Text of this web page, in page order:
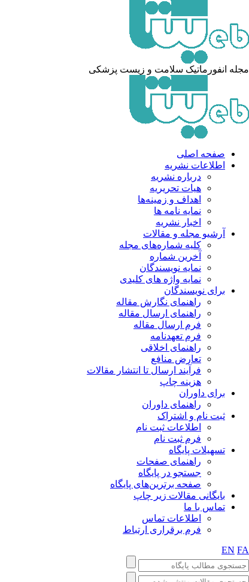
مجله انفورماتیک سلامت و زیست پزشکی
صفحه اصلی
اطلاعات نشریه
درباره نشریه
هیات تحریریه
اهداف و زمینه‌ها
نمایه نامه ها
اخبار نشریه
آرشیو مجله و مقالات
کلیه شماره‌های مجله
آخرین شماره
نمایه نویسندگان
نمایه واژه های کلیدی
برای نویسندگان
راهنمای نگارش مقاله
راهنمای ارسال مقاله
فرم ارسال مقاله
فرم تعهدنامه
راهنمای اخلاقی
تعارض منافع
فرآیند ارسال تا انتشار مقالات
هزینه چاپ
برای داوران
راهنمای داوران
ثبت نام و اشتراک
اطلاعات ثبت نام
فرم ثبت نام
تسهیلات پایگاه
راهنمای صفحات
جستجو در پایگاه
صفحه برترین‌های پایگاه
بایگانی مقالات زیر چاپ
تماس با ما
اطلاعات تماس
فرم برقراری ارتباط
EN FA